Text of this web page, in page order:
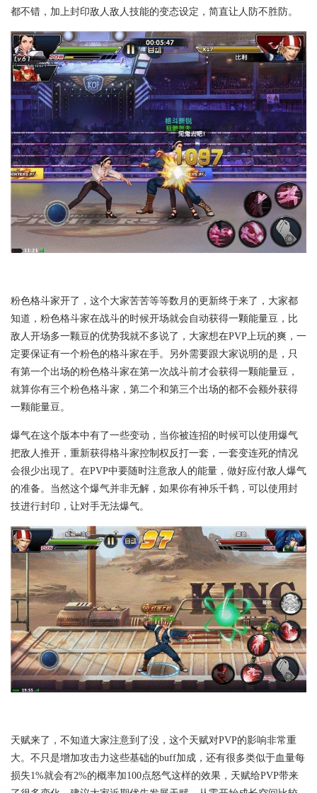
都不错，加上封印敌人敌人技能的变态设定，简直让人防不胜防。
粉色格斗家开了，这个大家苦苦等等数月的更新终于来了，大家都
知道，粉色格斗家在战斗的时候开场就会自动获得一颗能量豆，比
敌人开场多一颗豆的优势我就不多说了，大家想在PVP上玩的爽，一
定要保证有一个粉色的格斗家在手。另外需要跟大家说明的是，只
有第一个出场的粉色格斗家在第一次战斗前才会获得一颗能量豆，
就算你有三个粉色格斗家，第二个和第三个出场的都不会额外获得
一颗能量豆。
爆气在这个版本中有了一些变动，当你被连招的时候可以使用爆气
把敌人推开，重新获得格斗家控制权反打一套，一套变连死的情况
会很少出现了。在PVP中要随时注意敌人的能量，做好应付敌人爆气
的准备。当然这个爆气并非无解，如果你有神乐千鹤，可以使用封
技进行封印，让对手无法爆气。
天赋来了，不知道大家注意到了没，这个天赋对PVP的影响非常重
大。不只是增加攻击力这些基础的buff加成，还有很多类似于血量每
损失1%就会有2%的概率加100点怒气这样的效果，天赋给PVP带来